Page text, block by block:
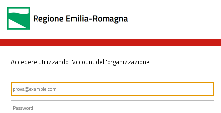
Accedere utilizzando l'account dell'organizzazione